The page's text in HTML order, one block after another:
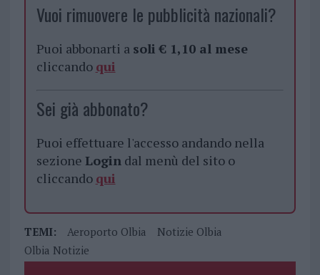
Vuoi rimuovere le pubblicità nazionali?
Puoi abbonarti a soli € 1,10 al mese
cliccando qui
Sei già abbonato?
Puoi effettuare l'accesso andando nella
sezione Logindal menù del sito o
cliccando qui
TEMI: Aeroporto Olbia
Notizie Olbia
Olbia Notizie